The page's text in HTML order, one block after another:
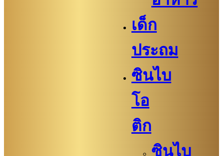
เด็ก
ประถม
ซินไบ
โอ
ติก
ซินไบ